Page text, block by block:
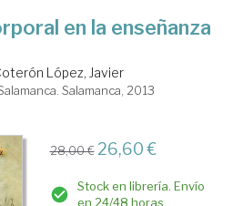
en la enseñanza
López, Javier
Salamanca, 2013
28,00 € 26,60 €
Stock en librería. Envío
en 24/48 horas